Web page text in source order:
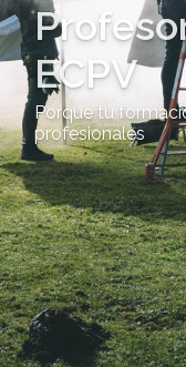
ECPV
Porque tu
profesionales